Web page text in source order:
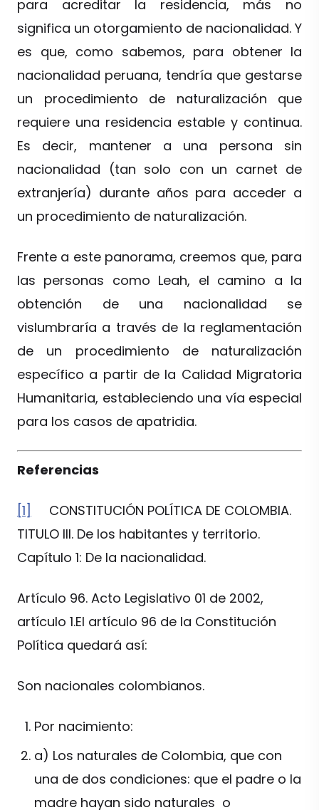
para acreditar la residencia, más no
significa un otorgamiento de nacionalidad. Y
es que, como sabemos, para obtener la
nacionalidad peruana, tendría que gestarse
un procedimiento de naturalización que
requiere una residencia estable y continua.
Es decir, mantener a una persona sin
nacionalidad (tan solo con un carnet de
extranjería) durante años para acceder a
un procedimiento de naturalización.
Frente a este panorama, creemos que, para
las personas como Leah, el camino a la
obtención de una nacionalidad se
vislumbraría a través de la reglamentación
de un procedimiento de naturalización
específico a partir de la Calidad Migratoria
Humanitaria, estableciendo una vía especial
para los casos de apatridia.
Referencias
[1]
CONSTITUCIÓN POLÍTICA DE COLOMBIA.
TITULO III. De los habitantes y territorio.
Capítulo 1: De la nacionalidad.
Artículo 96. Acto Legislativo 01 de 2002,
artículo 1.El artículo 96 de la Constitución
Política quedará así:
Son nacionales colombianos.
Por nacimiento:
a) Los naturales de Colombia, que con
una de dos condiciones: que el padre o la
madre hayan sido naturales o